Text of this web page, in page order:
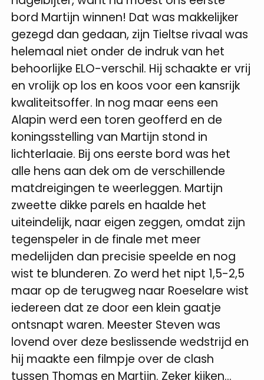
bord Martijn winnen! Dat was makkelijker
gezegd dan gedaan, zijn Tieltse rivaal was
helemaal niet onder de indruk van het
behoorlijke ELO-verschil. Hij schaakte er vrij
en vrolijk op los en koos voor een kansrijk
kwaliteitsoffer. In nog maar eens een
Alapin werd een toren geofferd en de
koningsstelling van Martijn stond in
lichterlaaie. Bij ons eerste bord was het
alle hens aan dek om de verschillende
matdreigingen te weerleggen. Martijn
zweette dikke parels en haalde het
uiteindelijk, naar eigen zeggen, omdat zijn
tegenspeler in de finale met meer
medelijden dan precisie speelde en nog
wist te blunderen. Zo werd het nipt 1,5-2,5
maar op de terugweg naar Roeselare wist
iedereen dat ze door een klein gaatje
ontsnapt waren. Meester Steven was
lovend over deze beslissende wedstrijd en
hij maakte een filmpje over de clash
tussen Thomas en Martijn. Zeker kijken...